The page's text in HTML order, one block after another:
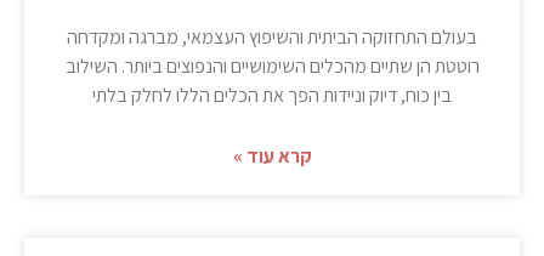
בעולם התחזוקה הביתית והשיפוץ העצמאי, מברגה ומקדחה
רוטטת הן שתיים מהכלים השימושיים והנפוצים ביותר. השילוב
בין כוח, דיוק וניידות הפך את הכלים הללו לחלק בלתי
קרא עוד »